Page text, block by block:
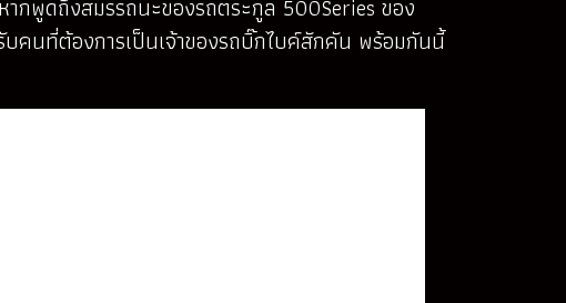
กพูดถึงสมรรถนะของรถตระกูล 500Series ของ
คนที่ต้องการเป็นเจ้าของรถบิ๊กไบค์สักคัน พร้อมกันนี้